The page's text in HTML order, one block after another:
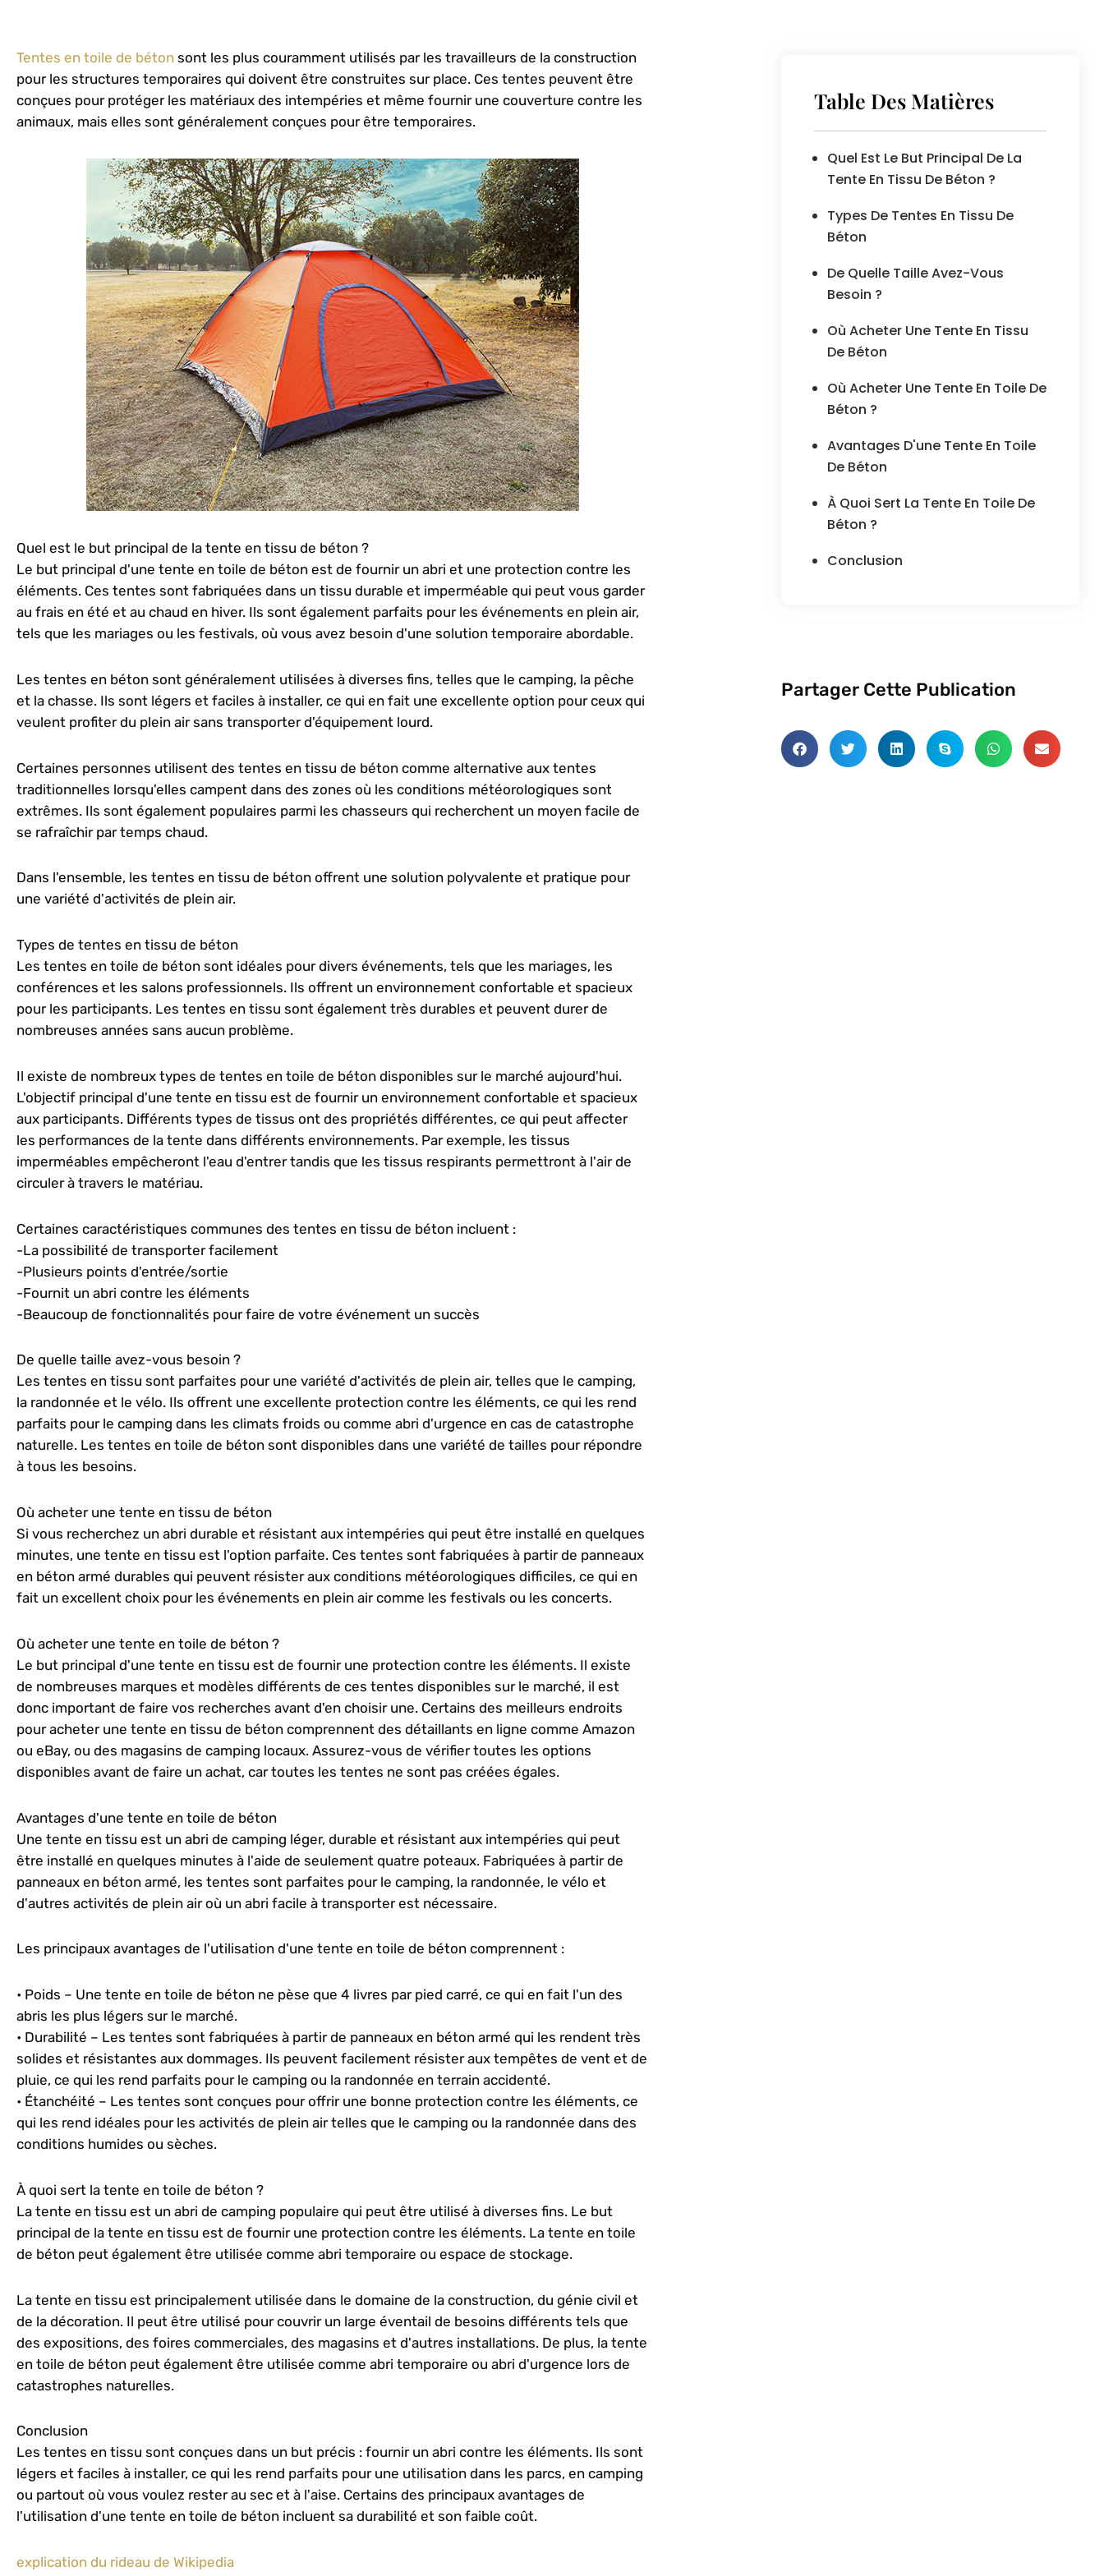
Tentes en toile de béton sont les plus couramment utilisés par les travailleurs de la construction
pour les structures temporaires qui doivent être construites sur place. Ces tentes peuvent être
conçues pour protéger les matériaux des intempéries et même fournir une couverture contre les
animaux, mais elles sont généralement conçues pour être temporaires.
Quel est le but principal de la tente en tissu de béton ?
Le but principal d'une tente en toile de béton est de fournir un abri et une protection contre les
éléments. Ces tentes sont fabriquées dans un tissu durable et imperméable qui peut vous garder
au frais en été et au chaud en hiver. Ils sont également parfaits pour les événements en plein air,
tels que les mariages ou les festivals, où vous avez besoin d'une solution temporaire abordable.
Les tentes en béton sont généralement utilisées à diverses fins, telles que le camping, la pêche
et la chasse. Ils sont légers et faciles à installer, ce qui en fait une excellente option pour ceux qui
veulent profiter du plein air sans transporter d'équipement lourd.
Certaines personnes utilisent des tentes en tissu de béton comme alternative aux tentes
traditionnelles lorsqu'elles campent dans des zones où les conditions météorologiques sont
extrêmes. Ils sont également populaires parmi les chasseurs qui recherchent un moyen facile de
se rafraîchir par temps chaud.
Dans l'ensemble, les tentes en tissu de béton offrent une solution polyvalente et pratique pour
une variété d'activités de plein air.
Types de tentes en tissu de béton
Les tentes en toile de béton sont idéales pour divers événements, tels que les mariages, les
conférences et les salons professionnels. Ils offrent un environnement confortable et spacieux
pour les participants. Les tentes en tissu sont également très durables et peuvent durer de
nombreuses années sans aucun problème.
Il existe de nombreux types de tentes en toile de béton disponibles sur le marché aujourd'hui.
L'objectif principal d'une tente en tissu est de fournir un environnement confortable et spacieux
aux participants. Différents types de tissus ont des propriétés différentes, ce qui peut affecter
les performances de la tente dans différents environnements. Par exemple, les tissus
imperméables empêcheront l'eau d'entrer tandis que les tissus respirants permettront à l'air de
circuler à travers le matériau.
Certaines caractéristiques communes des tentes en tissu de béton incluent :
-La possibilité de transporter facilement
-Plusieurs points d'entrée/sortie
-Fournit un abri contre les éléments
-Beaucoup de fonctionnalités pour faire de votre événement un succès
De quelle taille avez-vous besoin ?
Les tentes en tissu sont parfaites pour une variété d'activités de plein air, telles que le camping,
la randonnée et le vélo. Ils offrent une excellente protection contre les éléments, ce qui les rend
parfaits pour le camping dans les climats froids ou comme abri d'urgence en cas de catastrophe
naturelle. Les tentes en toile de béton sont disponibles dans une variété de tailles pour répondre
à tous les besoins.
Où acheter une tente en tissu de béton
Si vous recherchez un abri durable et résistant aux intempéries qui peut être installé en quelques
minutes, une tente en tissu est l'option parfaite. Ces tentes sont fabriquées à partir de panneaux
en béton armé durables qui peuvent résister aux conditions météorologiques difficiles, ce qui en
fait un excellent choix pour les événements en plein air comme les festivals ou les concerts.
Où acheter une tente en toile de béton ?
Le but principal d'une tente en tissu est de fournir une protection contre les éléments. Il existe
de nombreuses marques et modèles différents de ces tentes disponibles sur le marché, il est
donc important de faire vos recherches avant d'en choisir une. Certains des meilleurs endroits
pour acheter une tente en tissu de béton comprennent des détaillants en ligne comme Amazon
ou eBay, ou des magasins de camping locaux. Assurez-vous de vérifier toutes les options
disponibles avant de faire un achat, car toutes les tentes ne sont pas créées égales.
Avantages d'une tente en toile de béton
Une tente en tissu est un abri de camping léger, durable et résistant aux intempéries qui peut
être installé en quelques minutes à l'aide de seulement quatre poteaux. Fabriquées à partir de
panneaux en béton armé, les tentes sont parfaites pour le camping, la randonnée, le vélo et
d'autres activités de plein air où un abri facile à transporter est nécessaire.
Les principaux avantages de l'utilisation d'une tente en toile de béton comprennent :
• Poids – Une tente en toile de béton ne pèse que 4 livres par pied carré, ce qui en fait l'un des
abris les plus légers sur le marché.
• Durabilité – Les tentes sont fabriquées à partir de panneaux en béton armé qui les rendent très
solides et résistantes aux dommages. Ils peuvent facilement résister aux tempêtes de vent et de
pluie, ce qui les rend parfaits pour le camping ou la randonnée en terrain accidenté.
• Étanchéité – Les tentes sont conçues pour offrir une bonne protection contre les éléments, ce
qui les rend idéales pour les activités de plein air telles que le camping ou la randonnée dans des
conditions humides ou sèches.
À quoi sert la tente en toile de béton ?
La tente en tissu est un abri de camping populaire qui peut être utilisé à diverses fins. Le but
principal de la tente en tissu est de fournir une protection contre les éléments. La tente en toile
de béton peut également être utilisée comme abri temporaire ou espace de stockage.
La tente en tissu est principalement utilisée dans le domaine de la construction, du génie civil et
de la décoration. Il peut être utilisé pour couvrir un large éventail de besoins différents tels que
des expositions, des foires commerciales, des magasins et d'autres installations. De plus, la tente
en toile de béton peut également être utilisée comme abri temporaire ou abri d'urgence lors de
catastrophes naturelles.
Conclusion
Les tentes en tissu sont conçues dans un but précis : fournir un abri contre les éléments. Ils sont
légers et faciles à installer, ce qui les rend parfaits pour une utilisation dans les parcs, en camping
ou partout où vous voulez rester au sec et à l'aise. Certains des principaux avantages de
l'utilisation d'une tente en toile de béton incluent sa durabilité et son faible coût.
explication du rideau de Wikipedia
Table Des Matières
Quel Est Le But Principal De La
Tente En Tissu De Béton ?
Types De Tentes En Tissu De
Béton
De Quelle Taille Avez-Vous
Besoin ?
Où Acheter Une Tente En Tissu
De Béton
Où Acheter Une Tente En Toile De
Béton ?
Avantages D'une Tente En Toile
De Béton
À Quoi Sert La Tente En Toile De
Béton ?
Conclusion
Partager Cette Publication